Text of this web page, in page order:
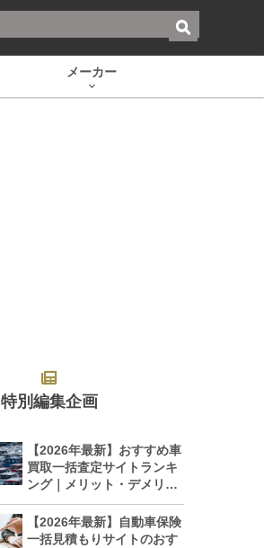
メーカー
特別編集企画
【2026年最新】おすすめ車
買取一括査定サイトランキ
ング｜メリット・デメリッ
トも解説
【2026年最新】自動車保険
一括見積もりサイトのおす